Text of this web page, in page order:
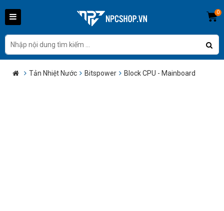
0
Tản Nhiệt Nước Bitspower Block CPU - Mainboard